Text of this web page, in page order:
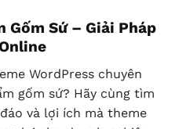
Gốm Sứ – Giải Pháp
WordPress chuyên
gốm sứ? Hãy cùng tìm
và lợi ích mà theme